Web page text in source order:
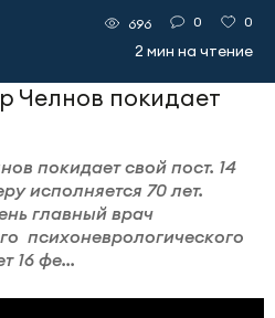
696 0 0
2 мин на чтение
покидает свой пост. 14
исполняется 70 лет.
главный врач
психоневрологического
16 фе...